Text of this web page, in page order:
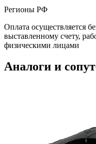
Регионы РФ
Оплата осуществляется
выставленному счету,
физическими лицами
Аналоги и